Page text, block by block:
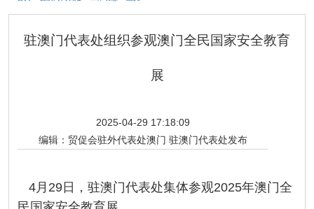
驻澳门代表处组织参观澳门全民国家安全教育
展
2025-04-29 17:18:09
编辑： 贸促会驻外代表处澳门 驻澳门代表处发布
4月29日，驻澳门代表处集体参观2025年澳门全